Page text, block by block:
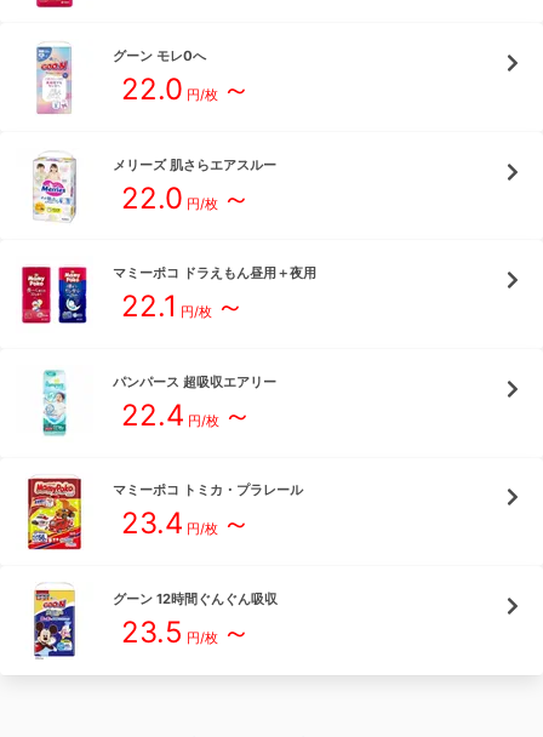
グーン モレ0へ
22.0 円/枚 ～
メリーズ 肌さらエアスルー
22.0 円/枚 ～
マミーポコ ドラえもん昼用＋夜用
22.1 円/枚 ～
パンパース 超吸収エアリー
22.4 円/枚 ～
マミーポコ トミカ・プラレール
23.4 円/枚 ～
グーン 12時間ぐんぐん吸収
23.5 円/枚 ～